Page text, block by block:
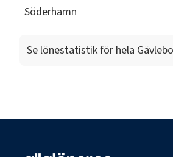
Söderhamn
Se lönestatistik för hela